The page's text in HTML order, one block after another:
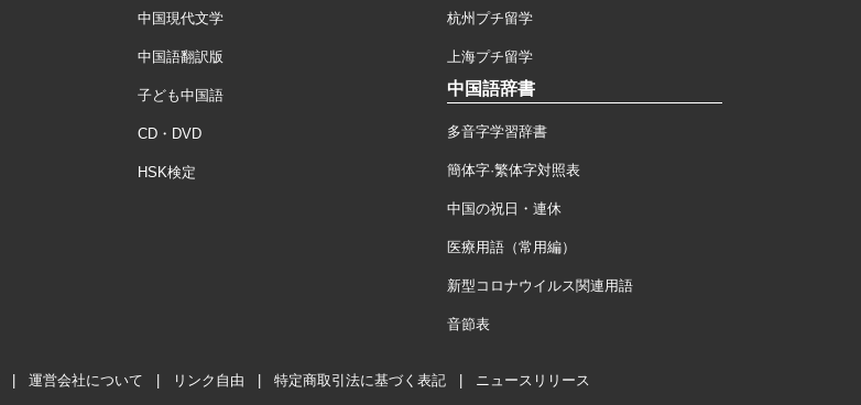
中国現代文学
中国語翻訳版
子ども中国語
CD・DVD
HSK検定
杭州プチ留学
上海プチ留学
中国語辞書
多音字学習辞書
簡体字·繁体字対照表
中国の祝日・連休
医療用語（常用編）
新型コロナウイルス関連用語
音節表
運営会社について リンク自由 特定商取引法に基づく表記 ニュースリリース